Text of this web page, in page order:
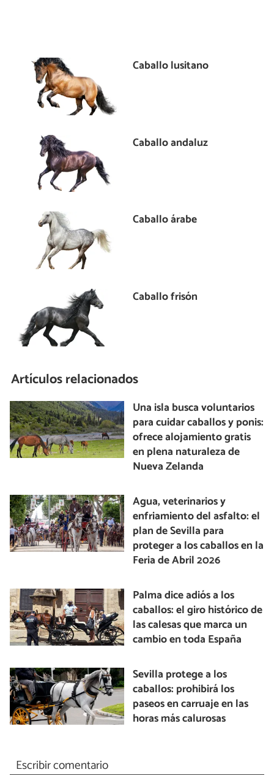
Caballo lusitano
Caballo andaluz
Caballo árabe
Caballo frisón
Artículos relacionados
Una isla busca voluntarios
para cuidar caballos y ponis:
ofrece alojamiento gratis
en plena naturaleza de
Nueva Zelanda
Agua, veterinarios y
enfriamiento del asfalto: el
plan de Sevilla para
proteger a los caballos en la
Feria de Abril 2026
Palma dice adiós a los
caballos: el giro histórico de
las calesas que marca un
cambio en toda España
Sevilla protege a los
caballos: prohibirá los
paseos en carruaje en las
horas más calurosas
Escribir comentario